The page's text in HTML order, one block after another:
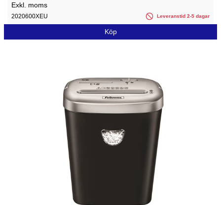
Exkl. moms
2020600XEU Leveranstid 2-5 dagar
Köp